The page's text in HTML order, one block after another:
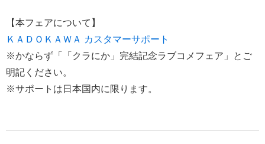
【本フェアについて】
ＫＡＤＯＫＡＷＡ カスタマーサポート
※かならず「「クラにか」完結記念ラブコメフェア」とご
明記ください。
※サポートは日本国内に限ります。